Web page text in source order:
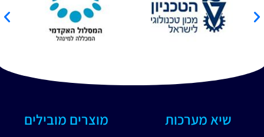
שיא מערכות מוצרים מובילים